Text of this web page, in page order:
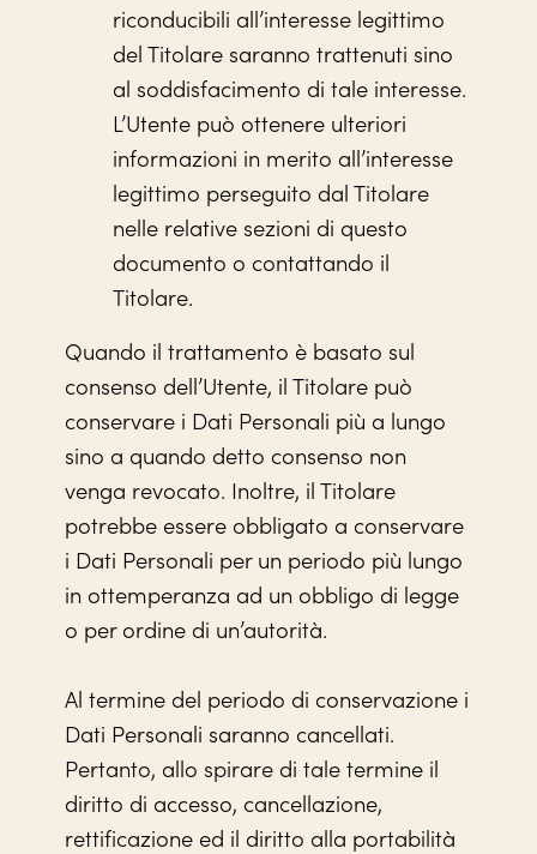
riconducibili all’interesse legittimo
del Titolare saranno trattenuti sino
al soddisfacimento di tale interesse.
L’Utente può ottenere ulteriori
informazioni in merito all’interesse
legittimo perseguito dal Titolare
nelle relative sezioni di questo
documento o contattando il
Titolare.
Quando il trattamento è basato sul
consenso dell’Utente, il Titolare può
conservare i Dati Personali più a lungo
sino a quando detto consenso non
venga revocato. Inoltre, il Titolare
potrebbe essere obbligato a conservare
i Dati Personali per un periodo più lungo
in ottemperanza ad un obbligo di legge
o per ordine di un’autorità.
Al termine del periodo di conservazione i
Dati Personali saranno cancellati.
Pertanto, allo spirare di tale termine il
diritto di accesso, cancellazione,
rettificazione ed il diritto alla portabilità